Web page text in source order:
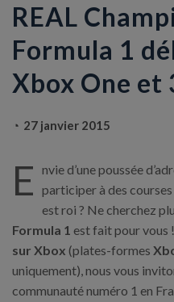
REAL
Formula 1
Xbox One et
27 janvier 2015
E nvie d’une poussée
participer à des
est roi ? Ne cherchez
Formula 1 est fait pour vous
sur Xbox (plates-formes
uniquement), nous vous
communauté numéro 1 en